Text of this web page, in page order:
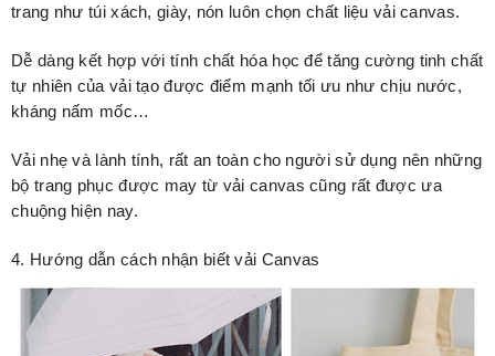
trang như túi xách, giày, nón luôn chọn chất liệu vải canvas.
Dễ dàng kết hợp với tính chất hóa học để tăng cường tinh chất
tự nhiên của vải tạo được điểm mạnh tối ưu như chịu nước,
kháng nấm mốc…
Vải nhẹ và lành tính, rất an toàn cho người sử dụng nên những
bộ trang phục được may từ vải canvas cũng rất được ưa
chuộng hiện nay.
4. Hướng dẫn cách nhận biết vải Canvas